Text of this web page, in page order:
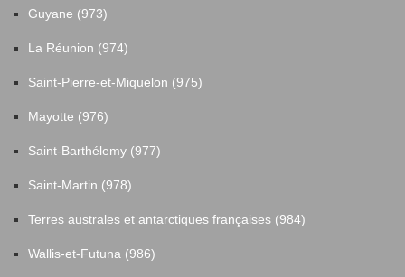
Guyane (973)
La Réunion (974)
Saint-Pierre-et-Miquelon (975)
Mayotte (976)
Saint-Barthélemy (977)
Saint-Martin (978)
Terres australes et antarctiques françaises (984)
Wallis-et-Futuna (986)